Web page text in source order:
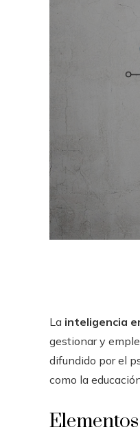
La inteligencia
gestionar y
difundido por el
como la